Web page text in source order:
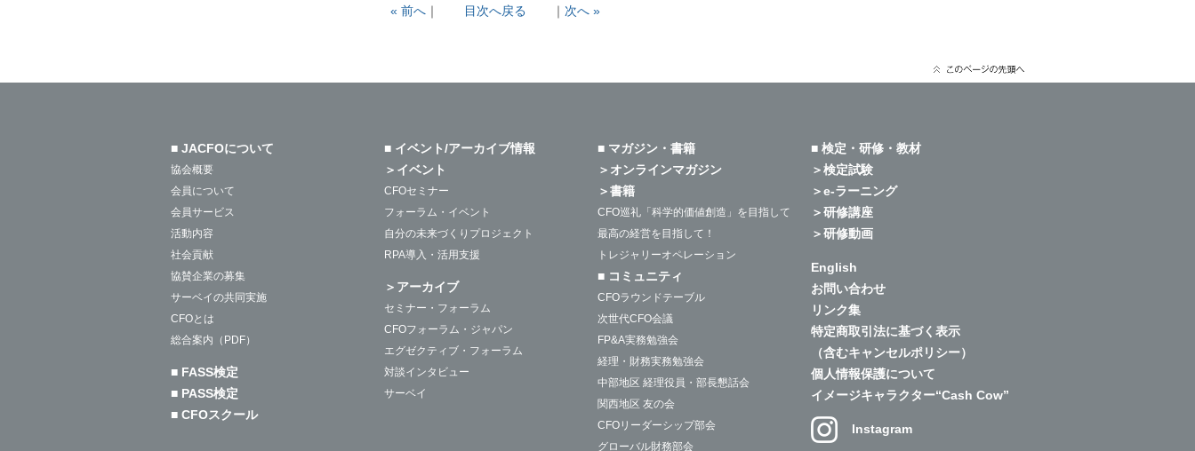
« 前へ ｜ ｜ 次へ »
目次へ戻る
■ JACFOについて
協会概要
会員について
会員サービス
活動内容
社会貢献
協賛企業の募集
サーベイの共同実施
CFOとは
総合案内（PDF）
■ FASS検定
■ PASS検定
■ CFOスクール
■ イベント/アーカイブ情報
＞イベント
CFOセミナー
フォーラム・イベント
自分の未来づくりプロジェクト
RPA導入・活用支援
＞アーカイブ
セミナー・フォーラム
CFOフォーラム・ジャパン
エグゼクティブ・フォーラム
対談インタビュー
サーベイ
■ マガジン・書籍
＞オンラインマガジン
＞書籍
CFO巡礼「科学的価値創造」を目指して
最高の経営を目指して！
トレジャリーオペレーション
■ コミュニティ
CFOラウンドテーブル
次世代CFO会議
FP&A実務勉強会
経理・財務実務勉強会
中部地区 経理役員・部長懇話会
関西地区 友の会
CFOリーダーシップ部会
グローバル財務部会
■ 検定・研修・教材
＞検定試験
＞e-ラーニング
＞研修講座
＞研修動画
English
お問い合わせ
リンク集
特定商取引法に基づく表示
（含むキャンセルポリシー）
個人情報保護について
イメージキャラクター“Cash Cow”
Instagram